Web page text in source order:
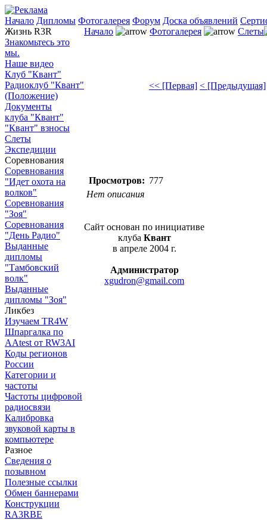
Начало Дипломы Фотогалерея Форум Доска объявлений
Жизнь R3R
Знакомьтесь это
мы.
Наше видео
Клуб "Квант"
Радиоклуб "Квант"
(Положение)
Документы
клуба "Квант"
"Квант" взносы
Слеты
Экспедиции
Соревнования
Соревнования
"Идет охота на
волков"
Соревнования
"Зоя"
Соревнования
"День Радио"
Выданные
дипломы
"Тамбовский
волк"
Выданные
дипломы "Зоя"
Ликбез
Изучаем TR4W
Шпаргалка по
AAtest от RW3AI
Коды регионов
России
Категории и
частоты
Частоты цифровой
радиосвязи
Калибровка
звуковой карты в
компьютере
Разное
Сведения о
позывном
Полезные ссылки
Обмен баннерами
Конструкции
RA3RBE
Начало Фотогалерея Слеты
<< [Первая] < [Предыдущая]
Просмотров: 777
Нет описания
Сайт основан по инициативе
клуба Квант
в апреле 2004 г.
Администратор
xgudron@gmail.com